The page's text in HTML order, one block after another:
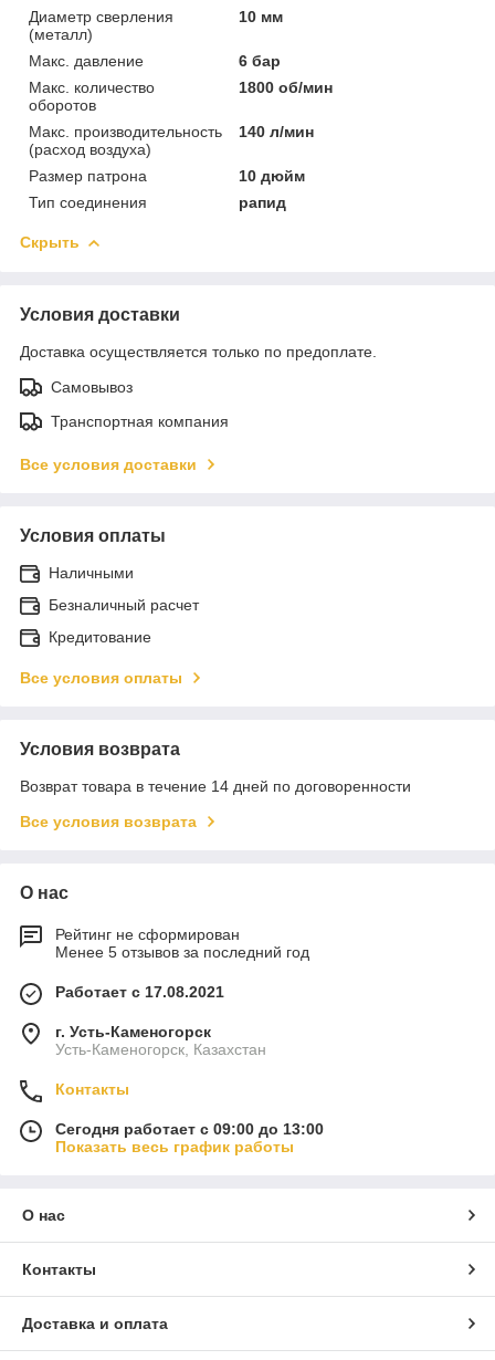
Диаметр сверления
(металл)
10 мм
Макс. давление
6 бар
Макс. количество
оборотов
1800 об/мин
Макс. производительность
(расход воздуха)
140 л/мин
Размер патрона
10 дюйм
Тип соединения
рапид
Скрыть
Условия доставки
Доставка осуществляется только по предоплате.
Самовывоз
Транспортная компания
Все условия доставки
Условия оплаты
Наличными
Безналичный расчет
Кредитование
Все условия оплаты
Условия возврата
Возврат товара в течение 14 дней по договоренности
Все условия возврата
О нас
Рейтинг не сформирован
Менее 5 отзывов за последний год
Работает с 17.08.2021
г. Усть-Каменогорск
Усть-Каменогорск, Казахстан
Контакты
Сегодня работает с 09:00 до 13:00
Показать весь график работы
О нас
Контакты
Доставка и оплата